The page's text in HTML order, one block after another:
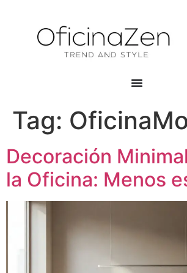
Tag:
Decoración
la Oficina: Menos